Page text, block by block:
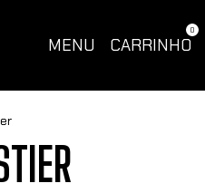
MENU CARRINHO
0